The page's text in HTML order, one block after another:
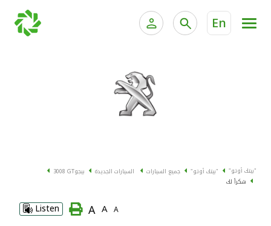
En
الخدمات المصرفية الإلكترونية للأفراد
الخدمات المصرفية الإلكترونية للشركات
الدراجات
"بيتك أوتو" "بيتك أوتو" جميع السيارات السيارات الجديدة بيجو3008 GT
شكراً لك
A
A
A
Listen